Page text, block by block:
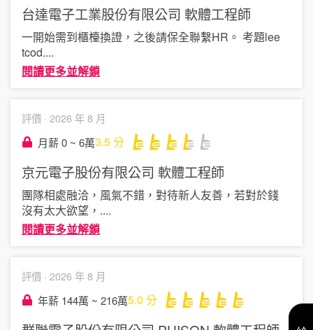
台達電子工業股份有限公司 軟體工程師
一開始需到櫃檯換證，之後請保全聯繫HR。 考題lee
tcod....
閱讀更多並解鎖
評價 · 2026 年 8 月
月薪 0 ~ 6萬3.5分
京元電子股份有限公司 軟體工程師
團隊相處融洽，風氣不錯，對待新人友善，若對於錢
沒有太大欲望， ....
閱讀更多並解鎖
評價 · 2026 年 8 月
年薪 144萬 ~ 216萬5.0 分